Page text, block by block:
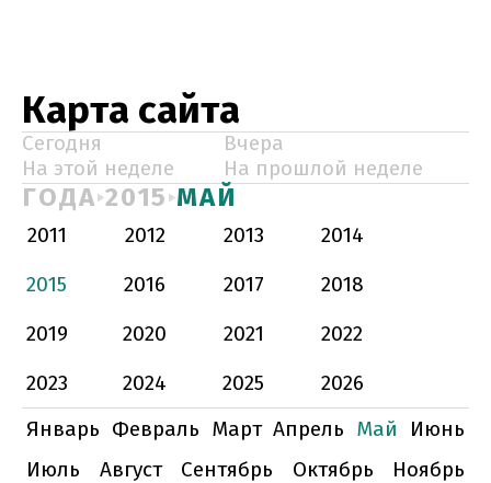
Карта сайта
Сегодня
Вчера
На этой неделе
На прошлой неделе
ГОДА 2015 МАЙ
2011 2012 2013
2014
2015
2016 2017
2018
2019
2020 2021
2022
2023
2024 2025
2026
Январь Февраль Март Апрель Май
Июнь
Июль
Август Сентябрь Октябрь
Ноябрь